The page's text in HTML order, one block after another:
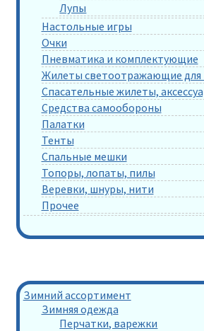
Лупы
Настольные игры
Очки
Пневматика и комплектующие
Жилеты светоотражающие для
Спасательные жилеты,
Средства самообороны
Палатки
Тенты
Спальные мешки
Топоры, лопаты, пилы
Веревки, шнуры, нити
Прочее
Зимний ассортимент
Зимняя одежда
Перчатки, варежки